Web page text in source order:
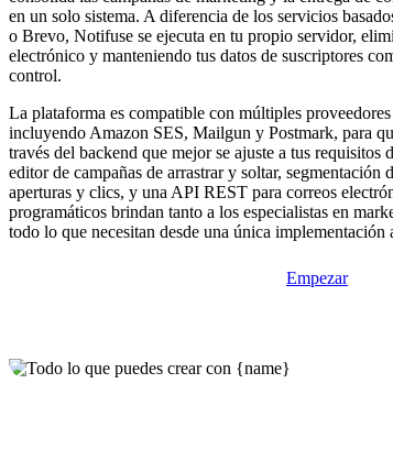
en un solo sistema. A diferencia de los servicios
o Brevo, Notifuse se ejecuta en tu propio servidor,
electrónico y manteniendo tus datos de suscriptores
control.
La plataforma es compatible con múltiples
incluyendo Amazon SES, Mailgun y Postmark, para
través del backend que mejor se ajuste a tus requisitos
editor de campañas de arrastrar y soltar, segmentación
aperturas y clics, y una API REST para correos
programáticos brindan tanto a los especialistas en
todo lo que necesitan desde una única implementación
Empezar